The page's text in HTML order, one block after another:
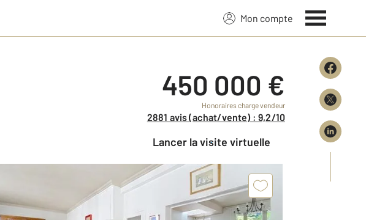
Mon compte
450 000 €
Honoraires charge vendeur
2881 avis (achat/vente) : 9,2/10
Lancer la visite virtuelle